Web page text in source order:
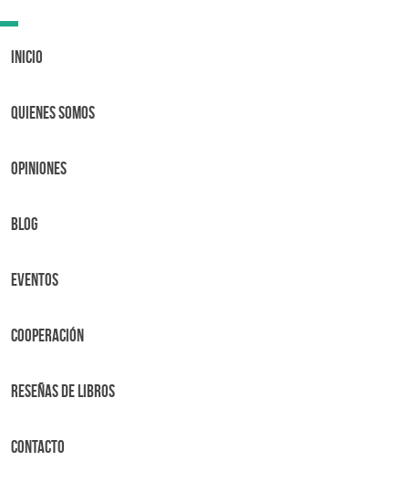
Toggle
Inicio
Quienes Somos
OPINIONES
BLOG
Eventos
Cooperación
Reseñas de libros
Contacto